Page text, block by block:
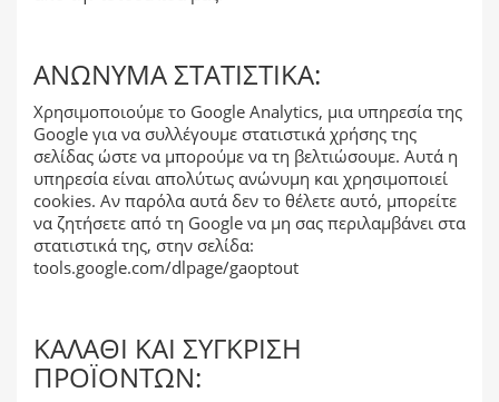
ΑΝΏΝΥΜΑ ΣΤΑΤΙΣΤΙΚΆ:
Χρησιμοποιούμε το Google Analytics, μια υπηρεσία της
Google για να συλλέγουμε στατιστικά χρήσης της
σελίδας ώστε να μπορούμε να τη βελτιώσουμε. Αυτά η
υπηρεσία είναι απολύτως ανώνυμη και χρησιμοποιεί
cookies. Αν παρόλα αυτά δεν το θέλετε αυτό, μπορείτε
να ζητήσετε από τη Google να μη σας περιλαμβάνει στα
στατιστικά της, στην σελίδα:
tools.google.com/dlpage/gaoptout
ΚΑΛΆΘΙ ΚΑΙ ΣΎΓΚΡΙΣΗ
ΠΡΟΪΌΝΤΩΝ: